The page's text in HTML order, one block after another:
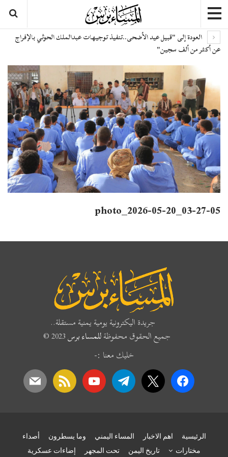
العودة إلى "قبيل عيد الأضحى..تنفيذ توجيهات عبدالملك الحوثي بالإفراج
عن أكثر من ألف سجين"
photo_2026-05-20_03-27-05
جريدة اليكترونية يومية يمنية مستقلة..
جميع الحقوق محفوظةللمساء برس
خليك معنا :-
facebook
x
telegram
youtube
rss
mail
الرئيسية اهم الاخبار المساء اليمني وما يسطرون
أصداء
مختارات
تاريخ اليمن تحت المجهر إضاءات عسكرية